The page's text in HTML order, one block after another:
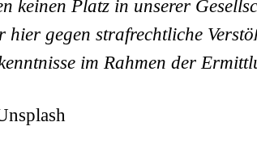
keinen Platz in unserer
hier gegen strafrechtliche
im Rahmen der